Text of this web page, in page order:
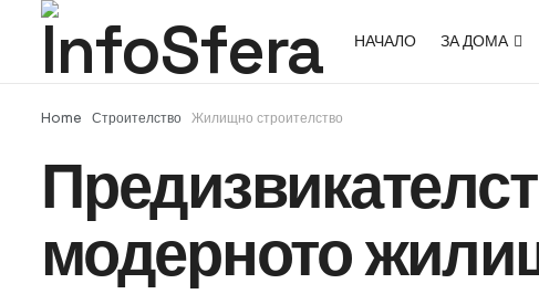
НАЧАЛО ЗА ДОМА
Home Строителство Жилищно строителство
модерното